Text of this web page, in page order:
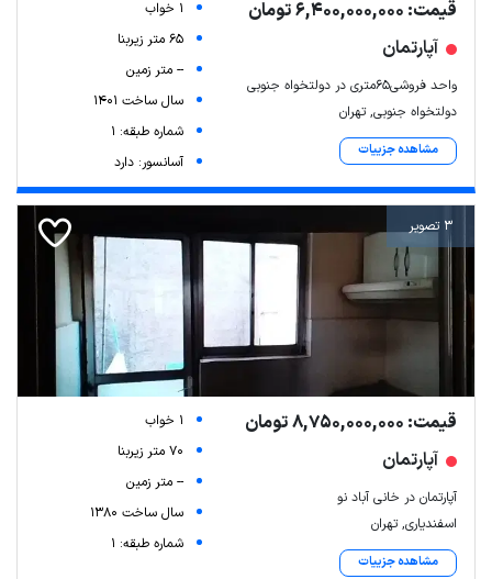
قیمت: 6,400,000,000 تومان
آپارتمان
واحد فروشی۶۵متری در دولتخواه جنوبی
دولتخواه جنوبی, تهران
مشاهده جزییات
1 خواب
65 متر زیربنا
-- متر زمین
سال ساخت 1401
شماره طبقه: 1
آسانسور: دارد
3 تصویر
قیمت: 8,750,000,000 تومان
آپارتمان
آپارتمان در خانی آباد نو
اسفندیاری, تهران
مشاهده جزییات
1 خواب
70 متر زیربنا
-- متر زمین
سال ساخت 1380
شماره طبقه: 1